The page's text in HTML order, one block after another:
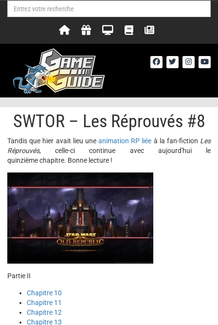
SWTOR – Les Réprouvés #8
Tandis que hier avait lieu une animation RP liée à la fan-fiction Les
Réprouvés, celle-ci continue avec aujourd'hui le
quinzième chapitre. Bonne lecture !
Partie II
Chapitre 10
Chapitre 11
Chapitre 12
Chapitre 13